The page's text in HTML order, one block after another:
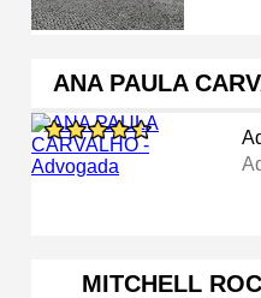
ANA PAULA
MITCHELL